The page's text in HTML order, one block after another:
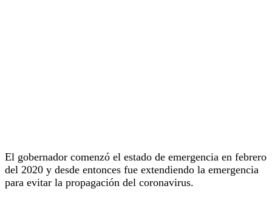
El gobernador comenzó el estado de emergencia en febrero
del 2020 y desde entonces fue extendiendo la emergencia
para evitar la propagación del coronavirus.